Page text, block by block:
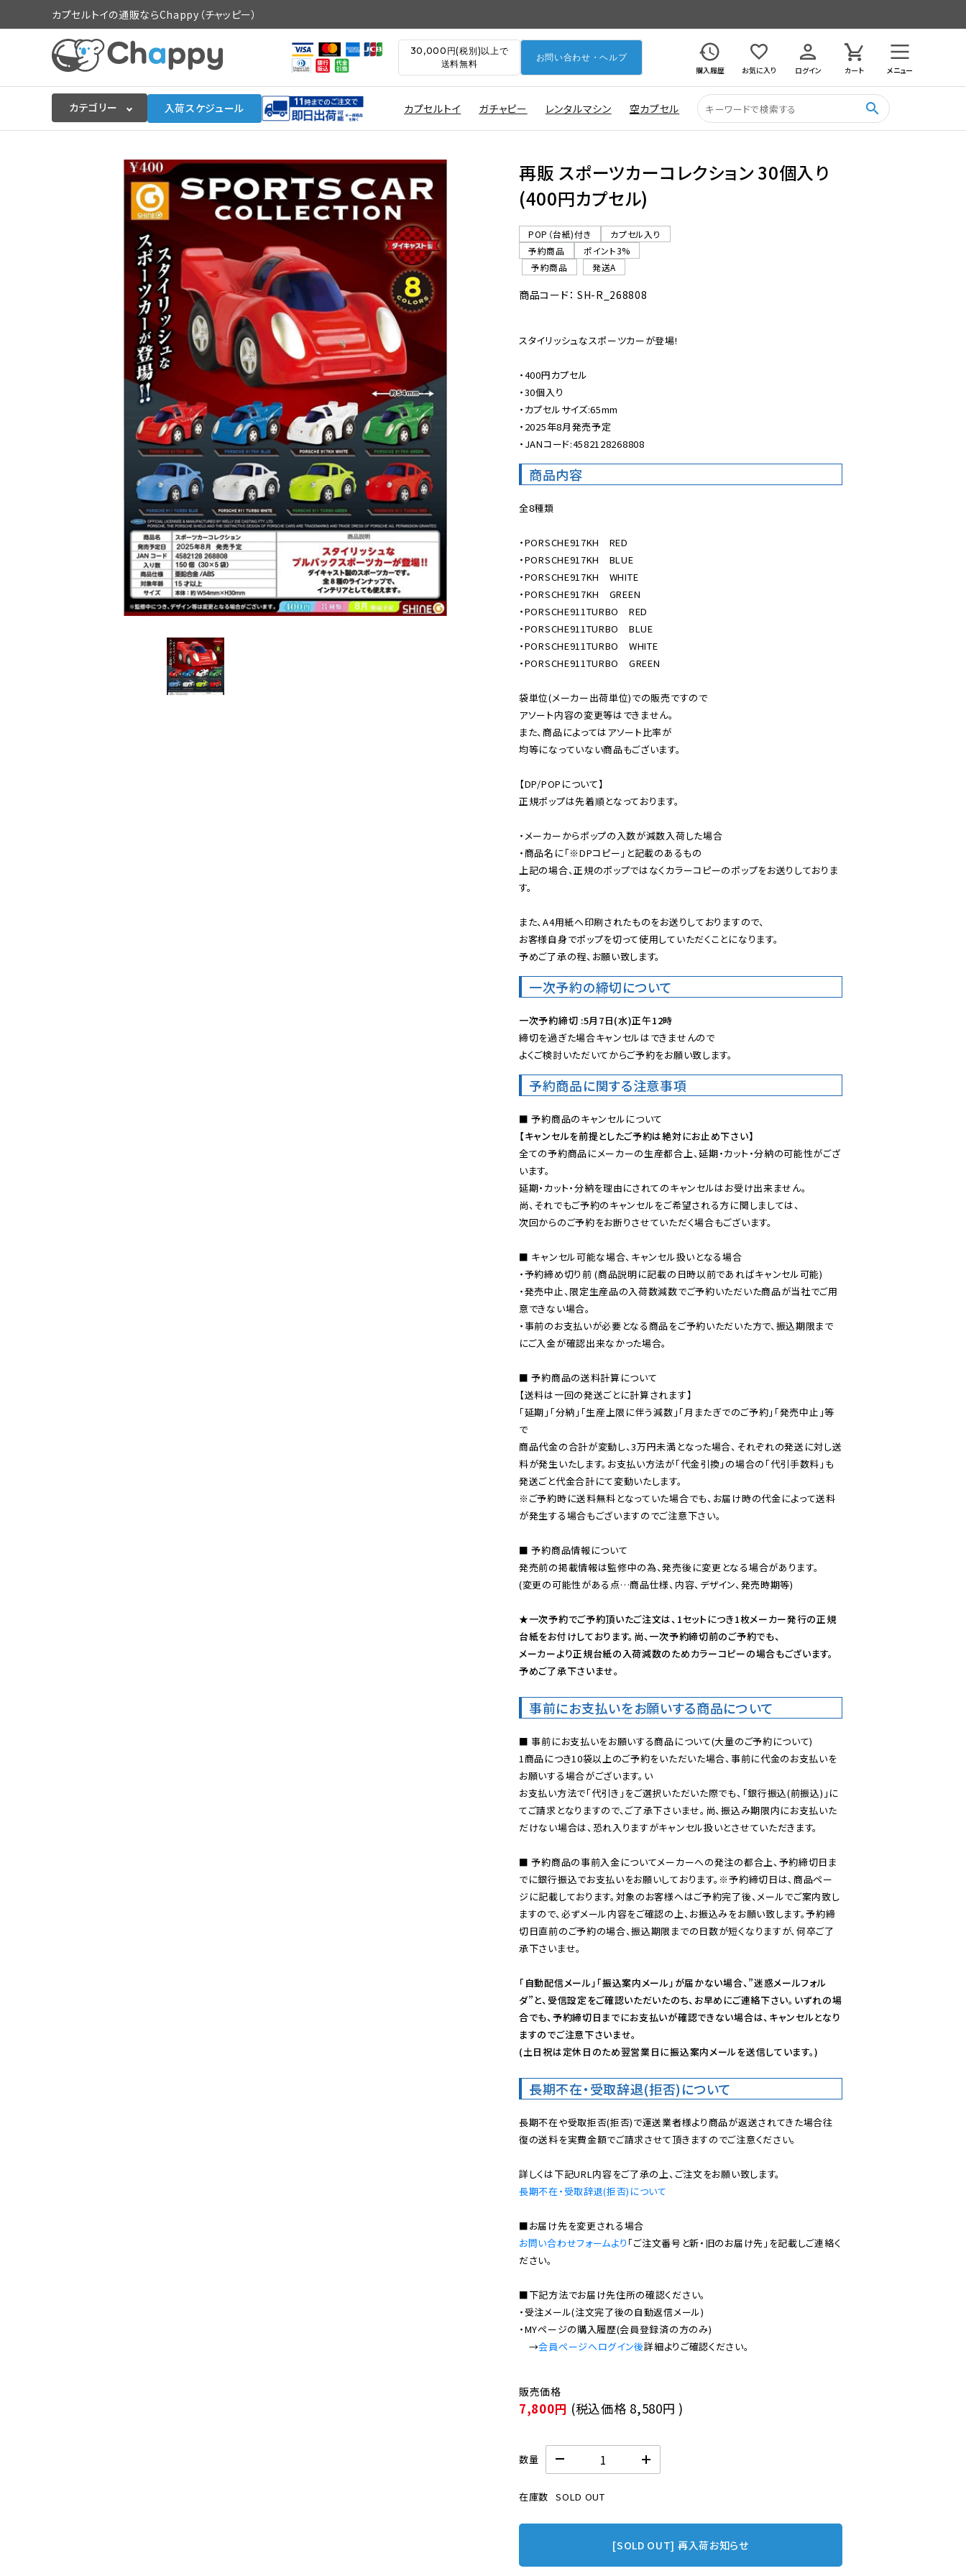
カプセルトイの通販ならChappy（チャッピー）
30,000円(税別)以上で
送料無料
お問い合わせ・ヘルプ
購入履歴
お気に入り ログイン カート メニュー
カテゴリー 入荷スケジュール カプセルトイ ガチャピー レンタルマシン 空カプセル search
入荷スケジュールをチェック
カプセルトイマシン本体
販促用空カプセル
景品・玩具・文具
よくあるご質問
ご利用ガイド
06-6282-7659
再販 スポーツカーコレクション 30個入り
(400円カプセル)
POP（台紙)付き
カプセル入り
予約商品
ポイント3%
予約商品
発送A
商品コード： SH-R_268808
スタイリッシュなスポーツカーが登場!
・400円カプセル
・30個入り
・カプセルサイズ:65mm
・2025年8月発売予定
・JANコード:4582128268808
商品内容
全8種類
・PORSCHE917KH　RED
・PORSCHE917KH　BLUE
・PORSCHE917KH　WHITE
・PORSCHE917KH　GREEN
・PORSCHE911TURBO　RED
・PORSCHE911TURBO　BLUE
・PORSCHE911TURBO　WHITE
・PORSCHE911TURBO　GREEN
袋単位(メーカー出荷単位)での販売ですので
アソート内容の変更等はできません。
また、商品によってはアソート比率が
均等になっていない商品もございます。
【DP/POPについて】
正規ポップは先着順となっております。
・メーカーからポップの入数が減数入荷した場合
・商品名に「※DPコピー」と記載のあるもの
上記の場合、正規のポップではなくカラーコピーのポップをお送りしておりま
す。
また、A4用紙へ印刷されたものをお送りしておりますので、
お客様自身でポップを切って使用していただくことになります。
予めご了承の程、お願い致します。
一次予約の締切について
一次予約締切 :5月7日(水)正午12時
締切を過ぎた場合キャンセルはできませんので
よくご検討いただいてからご予約をお願い致します。
予約商品に関する注意事項
【キャンセルを前提としたご予約は絶対にお止め下さい】
全ての予約商品にメーカーの生産都合上、延期・カット・分納の可能性がござ
います。
延期・カット・分納を理由にされてのキャンセルはお受け出来ません。
尚、それでもご予約のキャンセルをご希望される方に関しましては、
次回からのご予約をお断りさせていただく場合もございます。
■ キャンセル可能な場合、キャンセル扱いとなる場合
・予約締め切り前 (商品説明に記載の日時以前であればキャンセル可能)
・発売中止、限定生産品の入荷数減数でご予約いただいた商品が当社でご用
意できない場合。
・事前のお支払いが必要となる商品をご予約いただいた方で、振込期限まで
にご入金が確認出来なかった場合。
■ 予約商品の送料計算について
【送料は一回の発送ごとに計算されます】
「延期」「分納」「生産上限に伴う減数」「月またぎでのご予約」「発売中止」等
で
商品代金の合計が変動し、3万円未満となった場合、それぞれの発送に対し送
料が発生いたします。お支払い方法が「代金引換」の場合の「代引手数料」も
※ご予約時に送料無料となっていた場合でも、お届け時の代金によって送料
が発生する場合もございますのでご注意下さい。
■ 予約商品情報について
発売前の掲載情報は監修中の為、発売後に変更となる場合があります。
(変更の可能性がある点…商品仕様、内容、デザイン、発売時期等)
★一次予約でご予約頂いたご注文は、1セットにつき1枚メーカー発行の正規
台紙をお付けしております。尚、一次予約締切前のご予約でも、
メーカーより正規台紙の入荷減数のためカラーコピーの場合もございます。
予めご了承下さいませ。
事前にお支払いをお願いする商品について
■ 事前にお支払いをお願いする商品について(大量のご予約について)
1商品につき10袋以上のご予約をいただいた場合、事前に代金のお支払いを
お願いする場合がございます。い
お支払い方法で「代引き」をご選択いただいた際でも、「銀行振込(前振込)」に
てご請求となりますので、ご了承下さいませ。尚、振込み期限内にお支払いた
だけない場合は、恐れ入りますがキャンセル扱いとさせていただきます。
■ 予約商品の事前入金についてメーカーへの発注の都合上、予約締切日ま
でに銀行振込でお支払いをお願いしております。※予約締切日は、商品ペー
ジに記載しております。対象のお客様へはご予約完了後、メールでご案内致し
ますので、必ずメール内容をご確認の上、お振込みをお願い致します。予約締
切日直前のご予約の場合、振込期限までの日数が短くなりますが、何卒ご了
承下さいませ。
「自動配信メール」「振込案内メール」が届かない場合、”迷惑メールフォル
ダ”と、受信設定をご確認いただいたのち、お早めにご連絡下さい。いずれの場
合でも、予約締切日までにお支払いが確認できない場合は、キャンセルとなり
ますのでご注意下さいませ。
(土日祝は定休日のため翌営業日に振込案内メールを送信しています。)
長期不在・受取辞退(拒否)について
長期不在や受取拒否(拒否)で運送業者様より商品が返送されてきた場合往
復の送料を実費金額でご請求させて頂きますのでご注意ください。
長期不在・受取辞退(拒否)について
お問い合わせフォームより 「ご注文番号と新・旧のお届け先」を記載しご連絡く
ださい。
■下記方法でお届け先住所の確認ください。
・受注メール(注文完了後の自動返信メール)
・MYページの購入履歴(会員登録済の方のみ)
→会員ページへログイン後
7,800円 (税込価格 8,580円 )
数量
在庫数 SOLD OUT
[SOLD OUT] 再入荷お知らせ